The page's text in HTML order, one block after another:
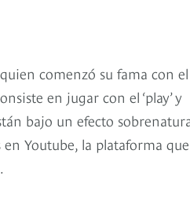
comenzó su fama con el
en jugar con el ‘play’ y
bajo un efecto
Youtube, la plataforma